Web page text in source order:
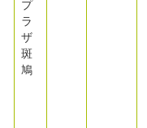
プ
ラ
ザ
斑
鳩